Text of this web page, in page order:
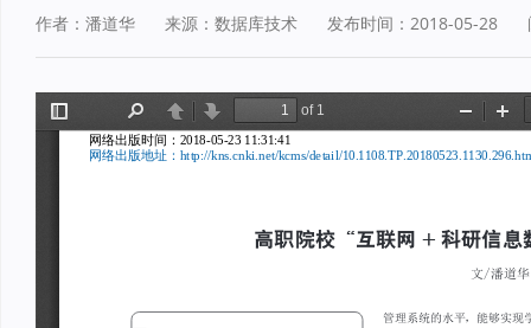
作者：潘道华 来源：数据库技术 发布时间：2018-05-28